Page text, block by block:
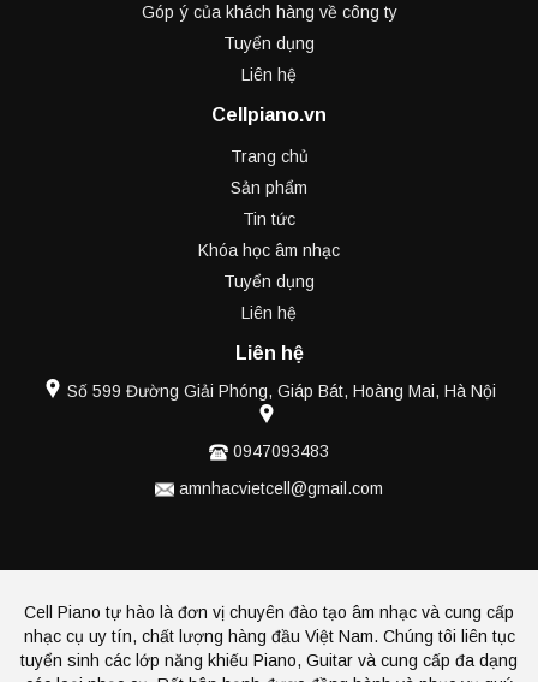
Góp ý của khách hàng về công ty
Tuyển dụng
Liên hệ
Cellpiano.vn
Trang chủ
Sản phẩm
Tin tức
Khóa học âm nhạc
Tuyển dụng
Liên hệ
Liên hệ
Số 599 Đường Giải Phóng, Giáp Bát, Hoàng Mai, Hà Nội
0947093483
amnhacvietcell@gmail.com
Cell Piano tự hào là đơn vị chuyên đào tạo âm nhạc và cung cấp
nhạc cụ uy tín, chất lượng hàng đầu Việt Nam. Chúng tôi liên tục
tuyển sinh các lớp năng khiếu Piano, Guitar và cung cấp đa dạng